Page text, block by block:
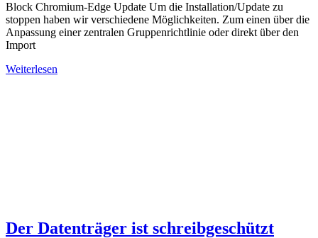
Block Chromium-Edge Update Um die Installation/Update zu
stoppen haben wir verschiedene Möglichkeiten. Zum einen über die
Anpassung einer zentralen Gruppenrichtlinie oder direkt über den
Import
Weiterlesen
Der Datenträger ist schreibgeschützt